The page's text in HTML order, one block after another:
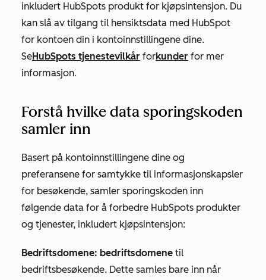
inkludert HubSpots produkt for kjøpsintensjon. Du
kan slå av tilgang til hensiktsdata med HubSpot
for kontoen din i kontoinnstillingene dine.
SeHubSpots tjenestevilkår forkunder for mer
informasjon.
Forstå hvilke data sporingskoden
samler inn
Basert på kontoinnstillingene dine og
preferansene for samtykke til informasjonskapsler
for besøkende, samler sporingskoden inn
følgende data for å forbedre HubSpots produkter
og tjenester, inkludert kjøpsintensjon:
Bedriftsdomene: bedriftsdomene til
bedriftsbesøkende. Dette samles bare inn når